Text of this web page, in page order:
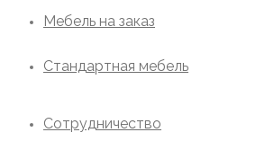
Мебель на заказ
Стандартная мебель
Сотрудничество